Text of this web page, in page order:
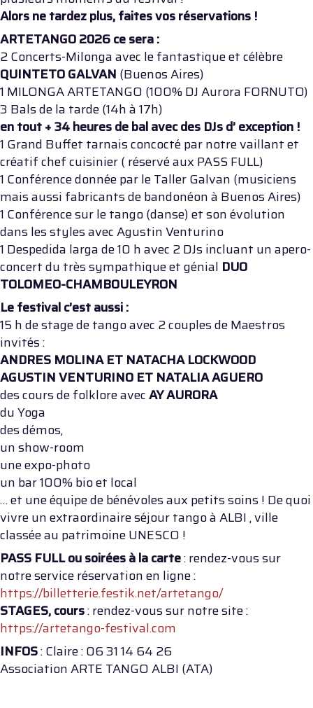
Alors ne tardez plus, faites vos réservations !
ARTETANGO 2026 ce sera :
2 Concerts-Milonga avec le fantastique et célèbre
QUINTETO GALVAN (Buenos Aires)
1 MILONGA ARTETANGO (100% DJ Aurora FORNUTO)
3 Bals de la tarde (14h à 17h)
en tout + 34 heures de bal avec des DJs d’ exception !
1 Grand Buffet tarnais concocté par notre vaillant et
créatif chef cuisinier ( réservé aux PASS FULL)
1 Conférence donnée par le Taller Galvan (musiciens
mais aussi fabricants de bandonéon à Buenos Aires)
1 Conférence sur le tango (danse) et son évolution
dans les styles avec Agustin Venturino
1 Despedida larga de 10 h avec 2 DJs incluant un apero-
concert du très sympathique et génial DUO
TOLOMEO-CHAMBOULEYRON
Le festival c’est aussi :
15 h de stage de tango avec 2 couples de Maestros
invités :
ANDRES MOLINA ET NATACHA LOCKWOOD
AGUSTIN VENTURINO ET NATALIA AGUERO
des cours de folklore avecAY AURORA
du Yoga
des démos,
un show-room
une expo-photo
un bar 100% bio et local
… et une équipe de bénévoles aux petits soins ! De quoi
vivre un extraordinaire séjour tango à ALBI , ville
classée au patrimoine UNESCO !
PASS FULL ou soirées à la carte: rendez-vous sur
notre service réservation en ligne :
https://billetterie.festik.net/artetango/
STAGES, cours: rendez-vous sur notre site :
https://artetango-festival.com
INFOS: Claire : 06 31 14 64 26
Association ARTE TANGO ALBI (ATA)